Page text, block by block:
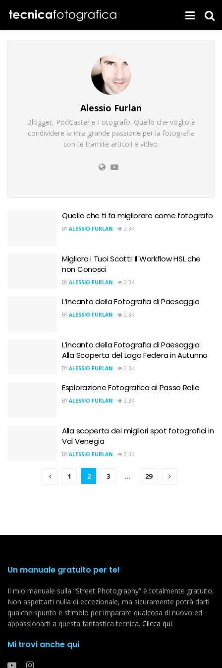
Alessio Furlan
Blogger, PodCaster e Fotografo. Quello che voglio è
condividere la mia grande passione per la fotografia
con te tramite articoli e video.
Quello che ti fa migliorare come fotografo
BY ALESSIO FURLAN 2.3K
Migliora i Tuoi Scatti: Il Workflow HSL che
non Conosci
BY ALESSIO FURLAN 2.3K
L’incanto della Fotografia di Paesaggio
BY ALESSIO FURLAN 2.3K
L’incanto della Fotografia di Paesaggio:
Alla Scoperta del Lago Federa in Autunno
BY ALESSIO FURLAN 2.3K
Esplorazione Fotografica al Passo Rolle
BY ALESSIO FURLAN 2.3K
Alla scoperta dei migliori spot fotografici in
Val Venegia
BY ALESSIO FURLAN 2.3K
1 2 3 … 29
Un manuale gratuito per te!
Il mio manuale sulla “Street Photography” è totalmente gratuito.
Non aspettarti nulla di eccezionale, ma sicuramente potrà darti
qualche spunto e stimolo per imparare qualcosa di nuovo ed
appassionarti a questa fantastica tecnica. Clicca qui.
Mi trovi anche qui